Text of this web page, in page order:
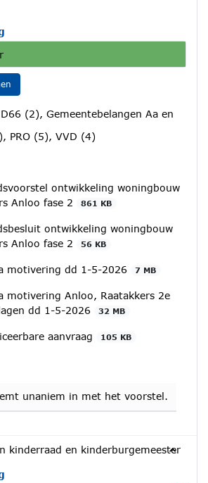
(2), Gemeentebelangen Aa en
PRO (5), VVD (4)
ontwikkeling woningbouw
Anloo fase 2
861 KB
ontwikkeling woningbouw
Anloo fase 2
56 KB
motivering dd 1-5-2026 7 MB
motivering Anloo, Raatakkers 2e
dd 1-5-2026
32 MB
aanvraag 105 KB
unaniem in met het voorstel.
kinderraad en kinderburgemeester